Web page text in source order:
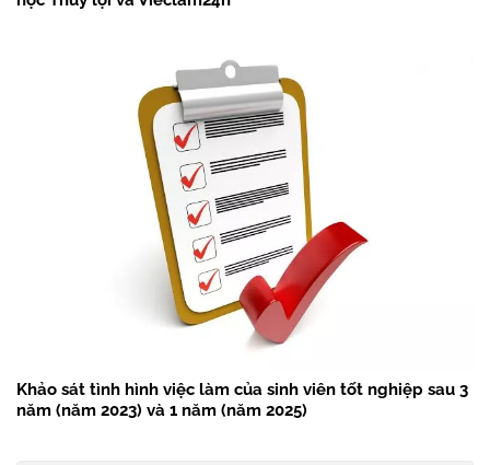
Khảo sát tình hình việc làm của sinh viên tốt nghiệp sau 3
năm (năm 2023) và 1 năm (năm 2025)